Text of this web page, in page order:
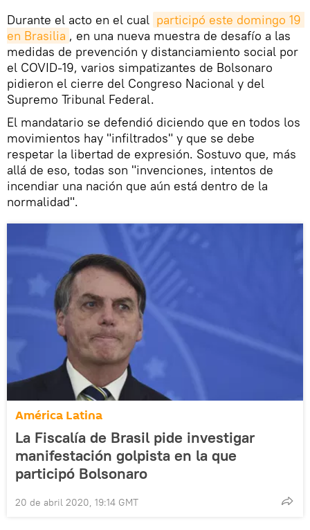
Durante el acto en el cual participó este domingo 19
en Brasilia , en una nueva muestra de desafío a las
medidas de prevención y distanciamiento social por
el COVID-19, varios simpatizantes de Bolsonaro
pidieron el cierre del Congreso Nacional y del
Supremo Tribunal Federal.
El mandatario se defendió diciendo que en todos los
movimientos hay "infiltrados" y que se debe
respetar la libertad de expresión. Sostuvo que, más
allá de eso, todas son "invenciones, intentos de
incendiar una nación que aún está dentro de la
normalidad".
América Latina
La Fiscalía de Brasil pide investigar
manifestación golpista en la que
participó Bolsonaro
20 de abril 2020, 19:14 GMT